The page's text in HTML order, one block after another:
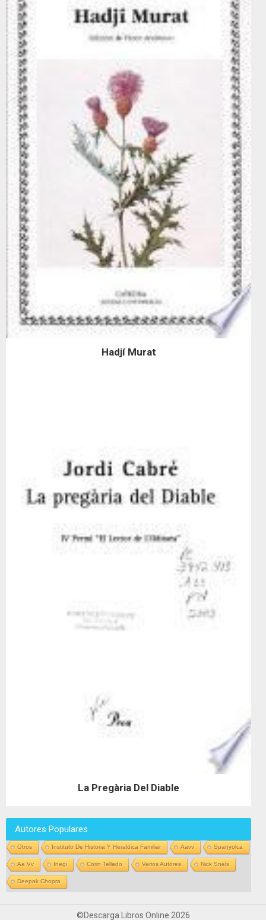
Hadjí Murat
La Pregària Del Diable
Autores Populares
Otros Instituto De Historia Y Heraldica Familiar Aavv Spanyolca
Aa Vv Inegi Corin Tellado Varios Autores Nick Snels
Deepak Chopra
©Descarga Libros Online 2026